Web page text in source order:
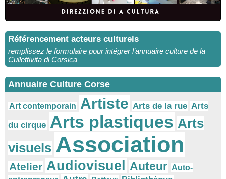
Référencement acteurs culturels
remplissez le formulaire pour intégrer l’annuaire culture de la
Cullettivita di Corsica
Annuaire Culture Corse
Art contemporain Artiste Arts de la rue Arts
du cirque Arts plastiques Arts
visuels Association
Atelier Audiovisuel Auteur Auto-